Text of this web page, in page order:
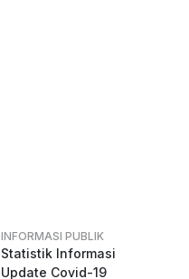
INFORMASI PUBLIK
Statistik Informasi
Update Covid-19